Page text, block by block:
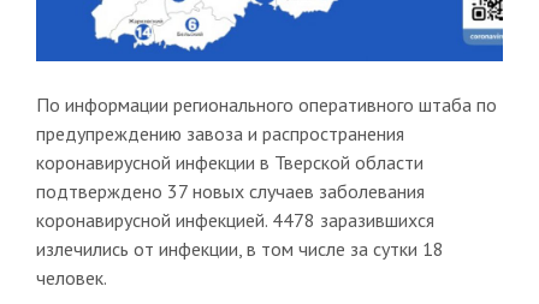
По информации регионального оперативного штаба по
предупреждению завоза и распространения
коронавирусной инфекции в Тверской области
подтверждено 37 новых случаев заболевания
коронавирусной инфекцией. 4478 заразившихся
излечились от инфекции, в том числе за сутки 18
человек.